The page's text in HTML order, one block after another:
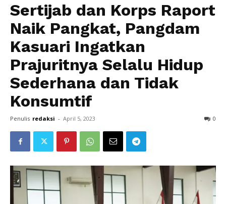
Sertijab dan Korps Raport
Naik Pangkat, Pangdam
Kasuari Ingatkan
Prajuritnya Selalu Hidup
Sederhana dan Tidak
Konsumtif
Penulis redaksi - April 5, 2023 0